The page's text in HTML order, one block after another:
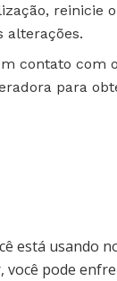
reinicie o
alterações.
contato com o
para
está usando
você pode